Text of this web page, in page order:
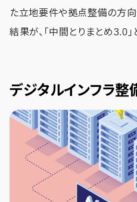
た立地要件や拠点整備の方
結果が、「中間とりまとめ3.0
デジタルインフラ整